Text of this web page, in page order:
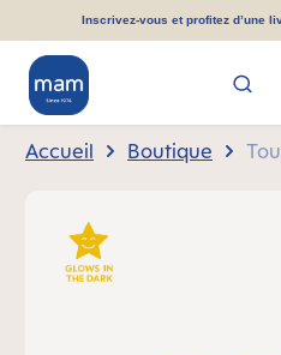
principal
Inscrivez-vous et profitez d’une
Accueil Boutique